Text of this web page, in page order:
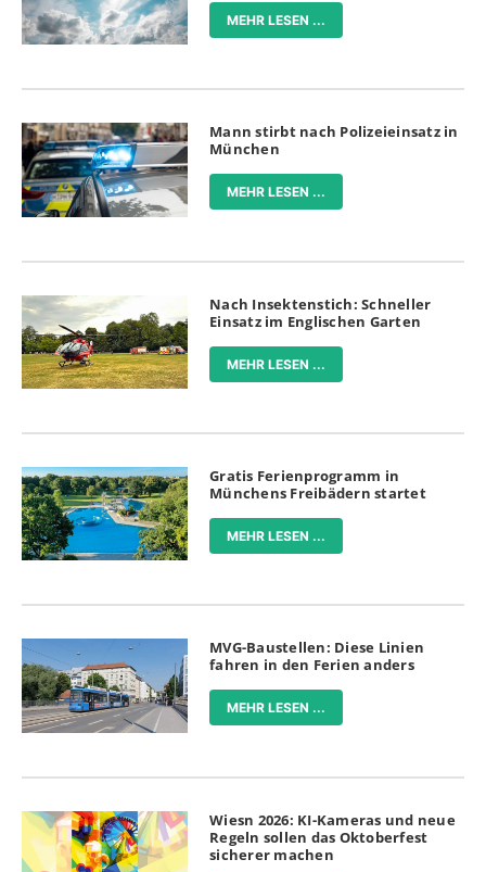
MEHR LESEN ...
Mann stirbt nach Polizeieinsatz in
München
MEHR LESEN ...
Nach Insektenstich: Schneller
Einsatz im Englischen Garten
MEHR LESEN ...
Gratis Ferienprogramm in
Münchens Freibädern startet
MEHR LESEN ...
MVG-Baustellen: Diese Linien
fahren in den Ferien anders
MEHR LESEN ...
Wiesn 2026: KI-Kameras und neue
Regeln sollen das Oktoberfest
sicherer machen